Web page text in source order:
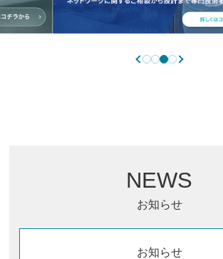
NEWS
お知らせ
お知らせ